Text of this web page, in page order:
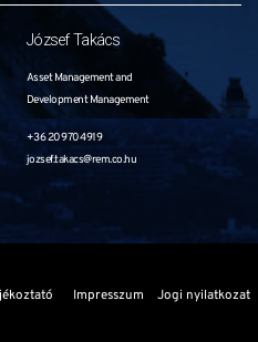
József Takács
Asset Management and
Development Management
+36 20 970 4919
jozsef.takacs@rem.co.hu
Impresszum Jogi nyilatkozat